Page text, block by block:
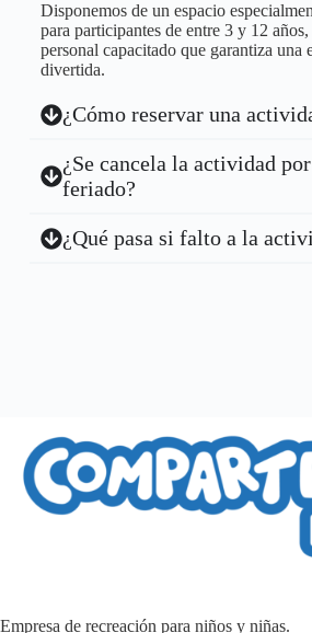
Disponemos de un espacio
para participantes de entre 3 y 12
personal capacitado que garantiza una
divertida.
¿Cómo reservar una
¿Se cancela la actividad
feriado?
¿Qué pasa si falto a la
Empresa de recreación para niños y niñas.